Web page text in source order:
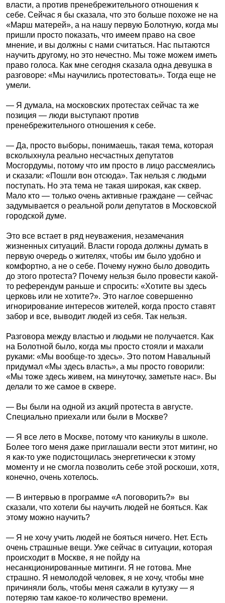
власти, а против пренебрежительного отношения к
себе. Сейчас я бы сказала, что это больше похоже не на
«Марш матерей», а на нашу первую Болотную, когда мы
пришли просто показать, что имеем право на свое
мнение, и вы должны с нами считаться. Нас пытаются
научить другому, но это нечестно. Мы тоже можем иметь
право голоса. Как мне сегодня сказала одна девушка в
разговоре: «Мы научились протестовать». Тогда еще не
умели.
— Я думала, на московских протестах сейчас та же
позиция — люди выступают против
пренебрежительного отношения к себе.
— Да, просто выборы, понимаешь, такая тема, которая
всколыхнула реально несчастных депутатов
Мосгордумы, потому что им просто в лицо рассмеялись
и сказали: «Пошли вон отсюда». Так нельзя с людьми
поступать. Но эта тема не такая широкая, как сквер.
Мало кто — только очень активные граждане — сейчас
задумывается о реальной роли депутатов в Московской
городской думе.
Это все встает в ряд неуважения, незамечания
жизненных ситуаций. Власти города должны думать в
первую очередь о жителях, чтобы им было удобно и
комфортно, а не о себе. Почему нужно было доводить
до этого протеста? Почему нельзя было провести какой-
то референдум раньше и спросить: «Хотите вы здесь
церковь или не хотите?». Это наглое совершенно
игнорирование интересов жителей, когда просто ставят
забор и все, выводит людей из себя. Так нельзя.
Разговора между властью и людьми не получается. Как
на Болотной было, когда мы просто стояли и махали
руками: «Мы вообще-то здесь». Это потом Навальный
придумал «Мы здесь власть», а мы просто говорили:
«Мы тоже здесь живем, на минуточку, заметьте нас». Вы
делали то же самое в сквере.
— Вы были на одной из акций протеста в августе.
Специально приехали или были в Москве?
— Я все лето в Москве, потому что каникулы в школе.
Более того меня даже приглашали вести этот митинг, но
я как-то уже подистощилась энергетически к этому
моменту и не смогла позволить себе этой роскоши, хотя,
конечно, очень хотелось.
— В интервью в программе «А поговорить?» вы
сказали, что хотели бы научить людей не бояться. Как
этому можно научить?
— Я не хочу учить людей не бояться ничего. Нет. Есть
очень страшные вещи. Уже сейчас в ситуации, которая
происходит в Москве, я не пойду на
несанкционированные митинги. Я не готова. Мне
страшно. Я немолодой человек, я не хочу, чтобы мне
причиняли боль, чтобы меня сажали в кутузку — я
потеряю там какое-то количество времени.